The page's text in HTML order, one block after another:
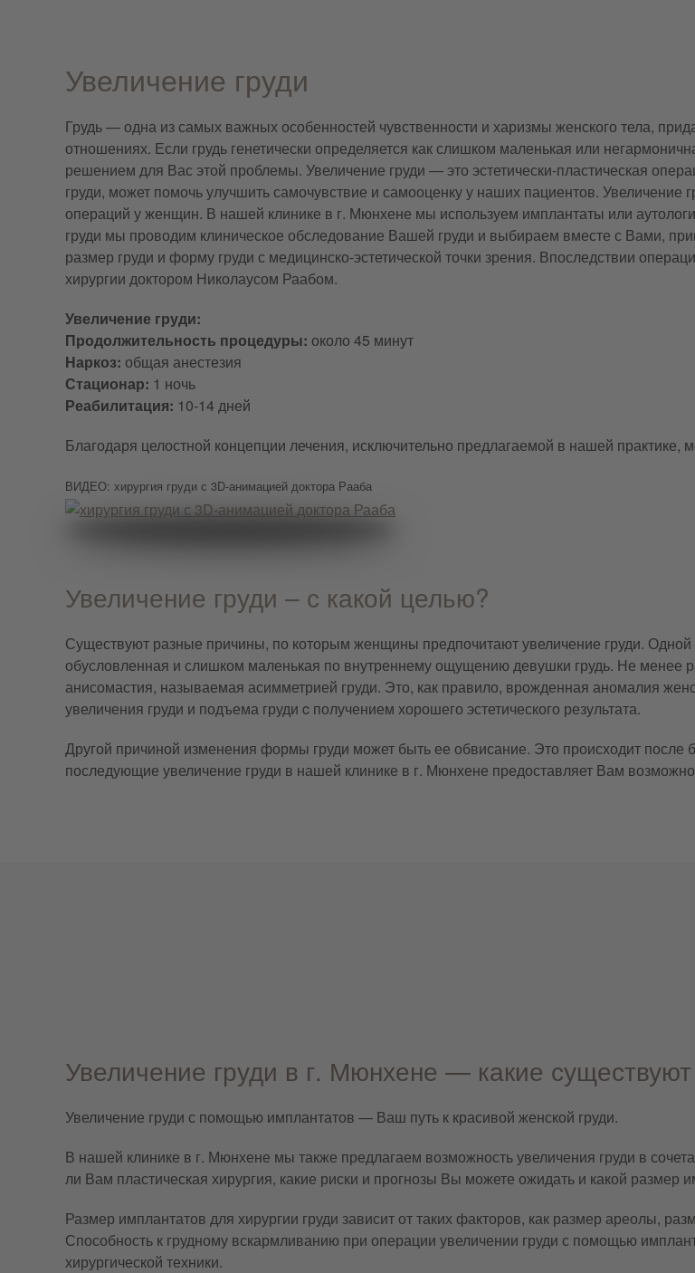
Увеличение груди
Грудь — одна из самых важных особенностей чувственности и харизмы женского тела,
отношениях. Если грудь генетически определяется как слишком маленькая или
решением для Вас этой проблемы. Увеличение груди — это эстетически-пластическая
груди, может помочь улучшить самочувствие и самооценку у наших пациентов. Увеличение
операций у женщин. В нашей клинике в г. Мюнхене мы используем имплантаты или
груди мы проводим клиническое обследование Вашей груди и выбираем вместе с Вами,
размер груди и форму груди с медицинско-эстетической точки зрения. Впоследствии
хирургии доктором Николаусом Раабом.
Увеличение груди:
Продолжительность процедуры: около 45 минут
Наркоз: общая анестезия
Стационар: 1 ночь
Реабилитация: 10-14 дней
Благодаря целостной концепции лечения, исключительно предлагаемой в нашей практике,
ВИДЕО: хирургия груди с 3D-анимацией доктора Рааба
Увеличение груди – с какой целью?
Существуют разные причины, по которым женщины предпочитают увеличение груди. Одной
обусловленная и слишком маленькая по внутреннему ощущению девушки грудь. Не менее
анисомастия, называемая асимметрией груди. Это, как правило, врожденная аномалия
увеличения груди и подъема груди c получением хорошего эстетического результата.
Другой причиной изменения формы груди может быть ее обвисание. Это происходит
последующие увеличение груди в нашей клинике в г. Мюнхене предоставляет Вам
Увеличение груди в г. Мюнхене — какие
Увеличение груди с помощью имплантатов — Ваш путь к красивой женской груди.
В нашей клинике в г. Мюнхене мы также предлагаем возможность увеличения груди в
ли Вам пластическая хирургия, какие риски и прогнозы Вы можете ожидать и какой размер
Размер имплантатов для хирургии груди зависит от таких факторов, как размер ареолы,
Способность к грудному вскармливанию при операции увеличении груди с помощью
хирургической техники.